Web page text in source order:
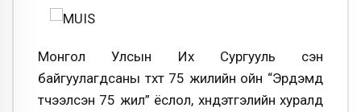
Монгол Улсын Их Сургууль үүсэн
байгуулагдсаны түүхт 75 жилийн ойн “Эрдэмд
түүчээлсэн 75 жил” ёслол, хүндэтгэлийн хуралд